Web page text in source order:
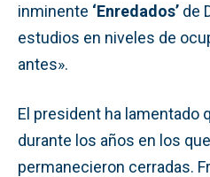
inminente ‘Enredados’ de
estudios en niveles de
antes».
El president ha lamentado
durante los años en los
permanecieron cerradas.